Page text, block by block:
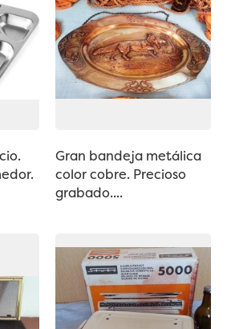
Gran bandeja metálica
color cobre. Precioso
grabado....